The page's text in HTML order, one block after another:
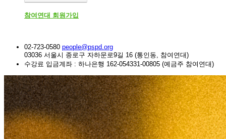
참여연대 회원가입
02-723-0580 people@pspd.org
03036 서울시 종로구 자하문로9길 16 (통인동, 참여연대)
수강료 입금계좌 : 하나은행 162-054331-00805 (예금주 참여연대)